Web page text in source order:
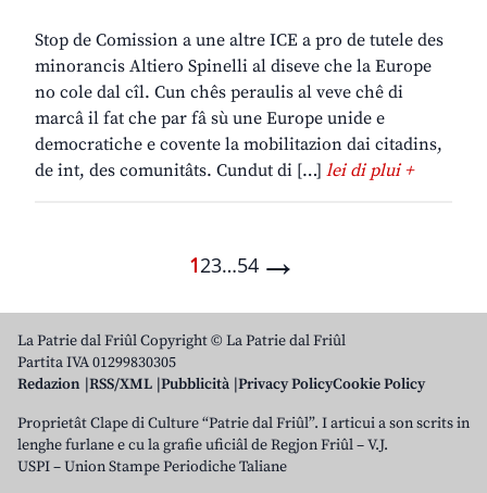
Stop de Comission a une altre ICE a pro de tutele des
minorancis Altiero Spinelli al diseve che la Europe
no cole dal cîl. Cun chês peraulis al veve chê di
marcâ il fat che par fâ sù une Europe unide e
democratiche e covente la mobilitazion dai citadins,
de int, des comunitâts. Cundut di […] lei di plui +
123…54 →
La Patrie dal Friûl Copyright © La Patrie dal Friûl
Partita IVA 01299830305
Redazion RSS/XML Pubblicità Privacy PolicyCookie Policy
Proprietât Clape di Culture “Patrie dal Friûl”. I articui a son scrits in
lenghe furlane e cu la grafie uficiâl de Regjon Friûl – V.J.
USPI – Union Stampe Periodiche Taliane